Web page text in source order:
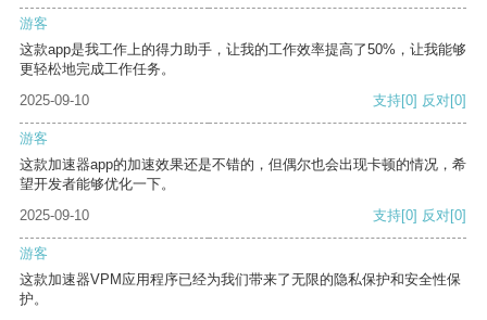
游客
这款app是我工作上的得力助手，让我的工作效率提高了50%，让我能够
更轻松地完成工作任务。
2025-09-10
支持[0] 反对[0]
游客
这款加速器app的加速效果还是不错的，但偶尔也会出现卡顿的情况，希
望开发者能够优化一下。
2025-09-10
支持[0] 反对[0]
游客
这款加速器VPM应用程序已经为我们带来了无限的隐私保护和安全性保
护。